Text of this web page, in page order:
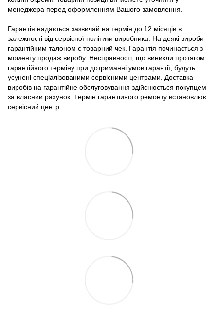
менеджера перед оформленням Вашого замовлення.
Гарантія надається зазвичай на термін до 12 місяців в
залежності від сервісної політики виробника. На деякі вироби
гарантійним талоном є товарний чек. Гарантія починається з
моменту продаж виробу. Несправності, що виникли протягом
гарантійного терміну при дотриманні умов гарантії, будуть
усунені спеціалізованими сервісними центрами. Доставка
виробів на гарантійне обслуговування здійснюється покупцем
за власний рахунок. Термін гарантійного ремонту встановлює
сервісний центр.